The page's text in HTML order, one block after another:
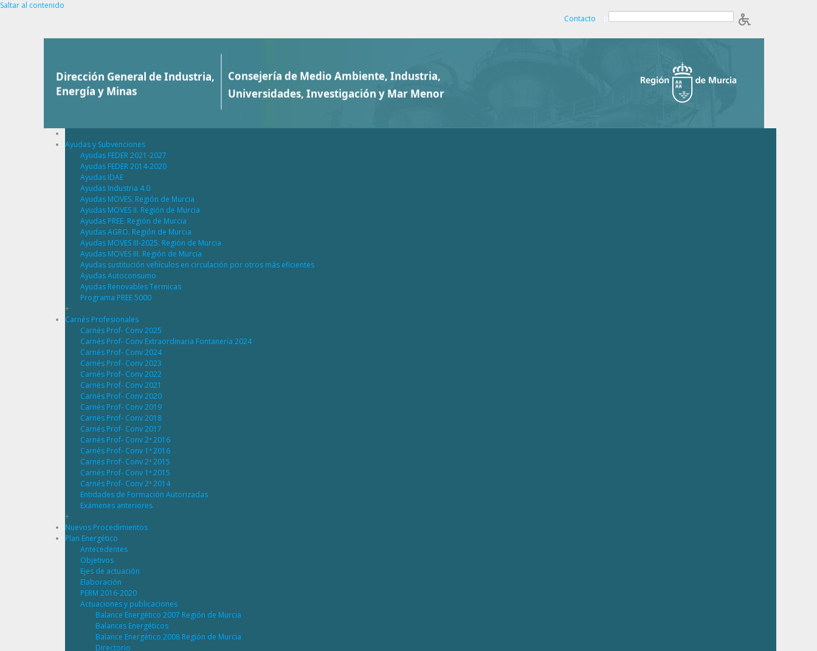
Saltar al contenido
Contacto
Ayudas y Subvenciones
Ayudas FEDER 2021-2027
Ayudas FEDER 2014-2020
Ayudas IDAE
Ayudas Industria 4.0
Ayudas MOVES. Región de Murcia
Ayudas MOVES II. Región de Murcia
Ayudas PREE. Región de Murcia
Ayudas AGRO. Región de Murcia
Ayudas MOVES III-2025. Región de Murcia
Ayudas MOVES III. Región de Murcia
Ayudas sustitución vehículos en circulación por otros más eficientes
Ayudas Autoconsumo
Ayudas Renovables Termicas
Programa PREE 5000
+
Carnés Profesionales
Carnés Prof- Conv 2025
Carnés Prof- Conv Extraordinaria Fontanería 2024
Carnés Prof- Conv 2024
Carnés Prof- Conv 2023
Carnés Prof- Conv 2022
Carnés Prof- Conv 2021
Carnés Prof- Conv 2020
Carnés Prof- Conv 2019
Carnés Prof- Conv 2018
Carnés Prof- Conv 2017
Carnés Prof- Conv 2ª 2016
Carnés Prof- Conv 1ª 2016
Carnés Prof- Conv 2ª 2015
Carnés Prof- Conv 1ª 2015
Carnés Prof- Conv 2ª 2014
Entidades de Formación Autorizadas
Exámenes anteriores
+
Nuevos Procedimientos
Plan Energético
Antecedentes
Objetivos
Ejes de actuación
Elaboración
PERM 2016-2020
Actuaciones y publicaciones
Balance Energético 2007 Región de Murcia
Balances Energéticos
Balance Energético 2008 Región de Murcia
Directorio